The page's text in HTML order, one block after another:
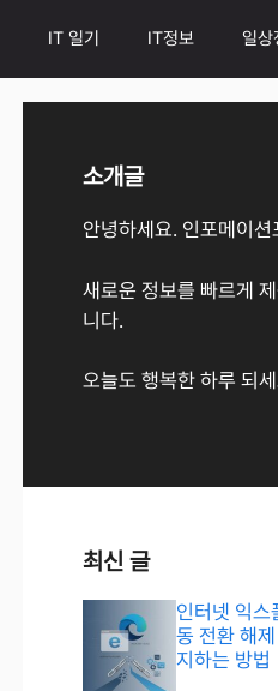
IT 일기 IT정보 일상
소개글
안녕하세요. 인포메이션
새로운 정보를 빠르게
니다.
오늘도 행복한 하루 되
최신 글
인터넷 익스
동 전환 해
지하는 방법